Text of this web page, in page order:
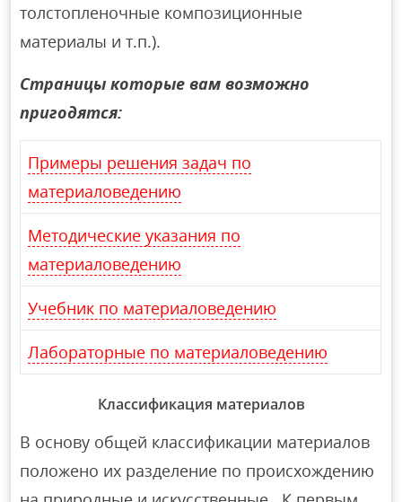
толстопленочные композиционные
материалы и т.п.).
Страницы которые вам возможно
пригодятся:
Примеры решения задач по
материаловедению
Методические указания по
материаловедению
Учебник по материаловедению
Лабораторные по материаловедению
Классификация материалов
В основу общей классификации материалов
положено их разделение по происхождению